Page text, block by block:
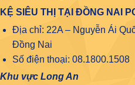
KỆ SIÊU THỊ TẠI ĐỒNG NAI
Địa chỉ: 22A – Nguyễn Ái
Đồng Nai
Số điện thoại: 08.1800.1508
Khu vực Long An